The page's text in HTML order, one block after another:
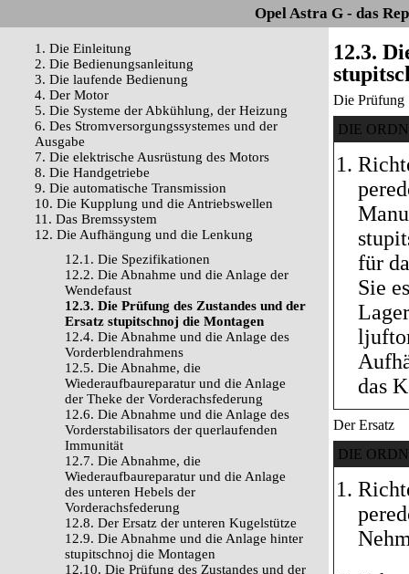
Opel Astra G - das
1. Die Einleitung
2. Die Bedienungsanleitung
3. Die laufende Bedienung
4. Der Motor
5. Die Systeme der Abkühlung, der Heizung
6. Des Stromversorgungssystemes und der
Ausgabe
7. Die elektrische Ausrüstung des Motors
8. Die Handgetriebe
9. Die automatische Transmission
10. Die Kupplung und die Antriebswellen
11. Das Bremssystem
12. Die Aufhängung und die Lenkung
12.1. Die Spezifikationen
12.2. Die Abnahme und die Anlage der
Wendefaust
12.3. Die Prüfung des Zustandes und der
Ersatz stupitschnoj die Montagen
12.4. Die Abnahme und die Anlage des
Vorderblendrahmens
12.5. Die Abnahme, die
Wiederaufbaureparatur und die Anlage
der Theke der Vorderachsfederung
12.6. Die Abnahme und die Anlage des
Vorderstabilisators der querlaufenden
Immunität
12.7. Die Abnahme, die
Wiederaufbaureparatur und die Anlage
des unteren Hebels der
Vorderachsfederung
12.8. Der Ersatz der unteren Kugelstütze
12.9. Die Abnahme und die Anlage hinter
stupitschnoj die Montagen
12.10. Die Prüfung des Zustandes und der
12.3.
Die Prüfung
DIE
für
Sie
das
Der Ersatz
DIE